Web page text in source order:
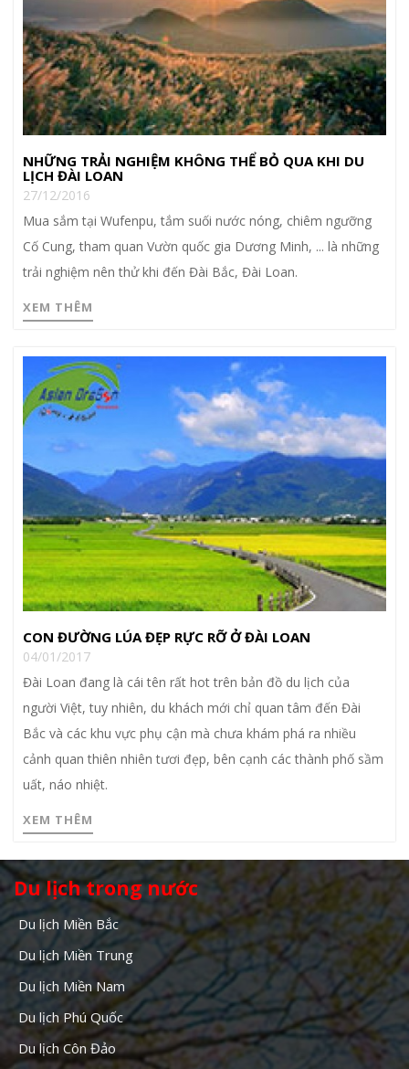
NHỮNG TRẢI NGHIỆM KHÔNG THỂ BỎ QUA KHI DU
LỊCH ĐÀI LOAN
27/12/2016
Mua sắm tại Wufenpu, tắm suối nước nóng, chiêm ngưỡng
Cố Cung, tham quan Vườn quốc gia Dương Minh, ... là những
trải nghiệm nên thử khi đến Đài Bắc, Đài Loan.
XEM THÊM
CON ĐƯỜNG LÚA ĐẸP RỰC RỠ Ở ĐÀI LOAN
04/01/2017
Đài Loan đang là cái tên rất hot trên bản đồ du lịch của
người Việt, tuy nhiên, du khách mới chỉ quan tâm đến Đài
Bắc và các khu vực phụ cận mà chưa khám phá ra nhiều
cảnh quan thiên nhiên tươi đẹp, bên cạnh các thành phố sầm
uất, náo nhiệt.
XEM THÊM
Du lịch trong nước
Du lịch Miền Bắc
Du lịch Miền Trung
Du lịch Miền Nam
Du lịch Phú Quốc
Du lịch Côn Đảo